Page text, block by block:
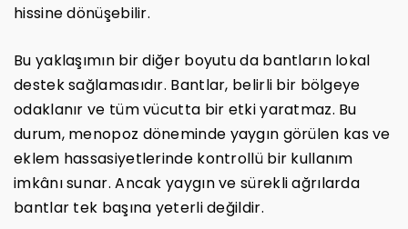
hissine dönüşebilir.
Bu yaklaşımın bir diğer boyutu da bantların lokal
destek sağlamasıdır. Bantlar, belirli bir bölgeye
odaklanır ve tüm vücutta bir etki yaratmaz. Bu
durum, menopoz döneminde yaygın görülen kas ve
eklem hassasiyetlerinde kontrollü bir kullanım
imkânı sunar. Ancak yaygın ve sürekli ağrılarda
bantlar tek başına yeterli değildir.